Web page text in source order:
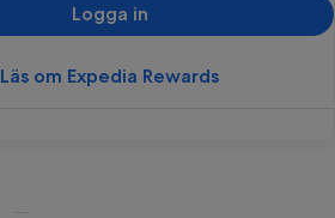
Logga in
Läs om Expedia Rewards